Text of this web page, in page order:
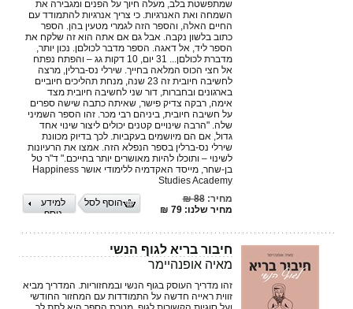
שמתפשטת בלב, מעלה חיוך על הפנים ומגבירה את
השמחה ואת האנרגיות. כי צריך אנרגיות להתמודד עם
החיים האלה, והספר הזה לגמרי מטעין בהן. הספר
כתוב בלשון נקבה. אבל גם אם אתה הוא זה שלקח את
הספר ליד, אל דאגה. הספר מדבר לכולםן. נכון יותר,
מדברת לכולםן... 31 יום, 10 דקות גג – והפתח נפתח
אל חצי הכוס המלאה בחייך. שירלי נס-ברלין, מרצה
לחשיבה חיובית זה 23 שנה, מנחת תהליכים חיוביים
בארגונים ובחברות, דור שני לחשיבה חיובית מצד
אימה, רבקה צדיק פישר, שאיתה כתבה שישה ספרים
על חשיבה חיובית, ביניהם רבי מכר. זהו הספר השמיני
שלה. "הרבה שינויים קטנים יכולים ליצור שינוי אחד
גדול, אם הם מיושמים בעקביות. לכך בדיוק מכוונת
שירלי נס-ברלין בספר הנפלא הזה. אמצו את הרעיונות
לשינוי – ותוכלו להיות מאושרים יותר בחייכם." ד"ר טל
בן-שחר, מייסד האקדמיה ללימודי אושר Happiness
Studies Academy
מחיר:88 ₪
מחיר שלנו: 79 ₪
למידע
נוסף
הוסף לסל
חיבור בריא לגוף הנשי
מאיה אופנהיימר
זהו מדריך העוסק בגוף הנשי ובמחזוריות. המדריך מביא
זווית ראייה חדשה על התמודדות עם המחזור החודשי